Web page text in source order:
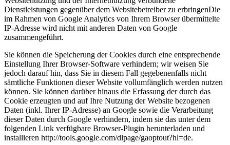
Dienstleistungen gegenüber dem Websitebetreiber zu erbringenDie
im Rahmen von Google Analytics von Ihrem Browser übermittelte
IP-Adresse wird nicht mit anderen Daten von Google
zusammengeführt.
Sie können die Speicherung der Cookies durch eine entsprechende
Einstellung Ihrer Browser-Software verhindern; wir weisen Sie
jedoch darauf hin, dass Sie in diesem Fall gegebenenfalls nicht
sämtliche Funktionen dieser Website vollumfänglich werden nutzen
können. Sie können darüber hinaus die Erfassung der durch das
Cookie erzeugten und auf Ihre Nutzung der Website bezogenen
Daten (inkl. Ihrer IP-Adresse) an Google sowie die Verarbeitung
dieser Daten durch Google verhindern, indem sie das unter dem
folgenden Link verfügbare Browser-Plugin herunterladen und
installieren http://tools.google.com/dlpage/gaoptout?hl=de.